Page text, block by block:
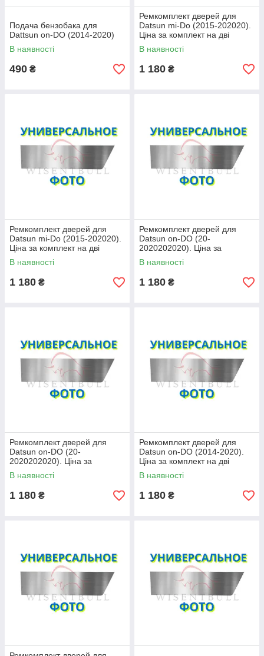
Подача бензобака для
Dattsun on-DO (2014-2020)
В наявності
490 ₴
Ремкомплект дверей для
Datsun mi-Do (2015-202020).
Ціна за комплект на дві
сторони
В наявності
1 180 ₴
Ремкомплект дверей для
Datsun mi-Do (2015-202020).
Ціна за комплект на дві
сторони
В наявності
1 180 ₴
Ремкомплект дверей для
Datsun on-DO (20-
2020202020). Ціна за
комплект на дві сторони
В наявності
1 180 ₴
Ремкомплект дверей для
Datsun on-DO (20-
2020202020). Ціна за
комплект на дві сторони
В наявності
1 180 ₴
Ремкомплект дверей для
Datsun on-DO (2014-2020).
Ціна за комплект на дві
сторони
В наявності
1 180 ₴